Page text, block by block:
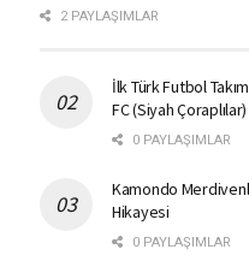
2 PAYLAŞIMLAR
İlk Türk Futbol
FC (Siyah Çoraplılar)
0 PAYLAŞIMLAR
Kamondo
Hikayesi
0 PAYLAŞIMLAR